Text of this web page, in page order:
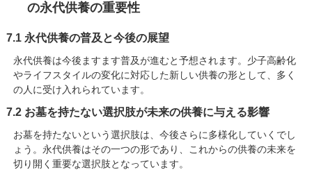
の永代供養の重要性
7.1 永代供養の普及と今後の展望
永代供養は今後ますます普及が進むと予想されます。少子高齢化
やライフスタイルの変化に対応した新しい供養の形として、多く
の人に受け入れられています。
7.2 お墓を持たない選択肢が未来の供養に与える影響
お墓を持たないという選択肢は、今後さらに多様化していくでし
ょう。永代供養はその一つの形であり、これからの供養の未来を
切り開く重要な選択肢となっています。